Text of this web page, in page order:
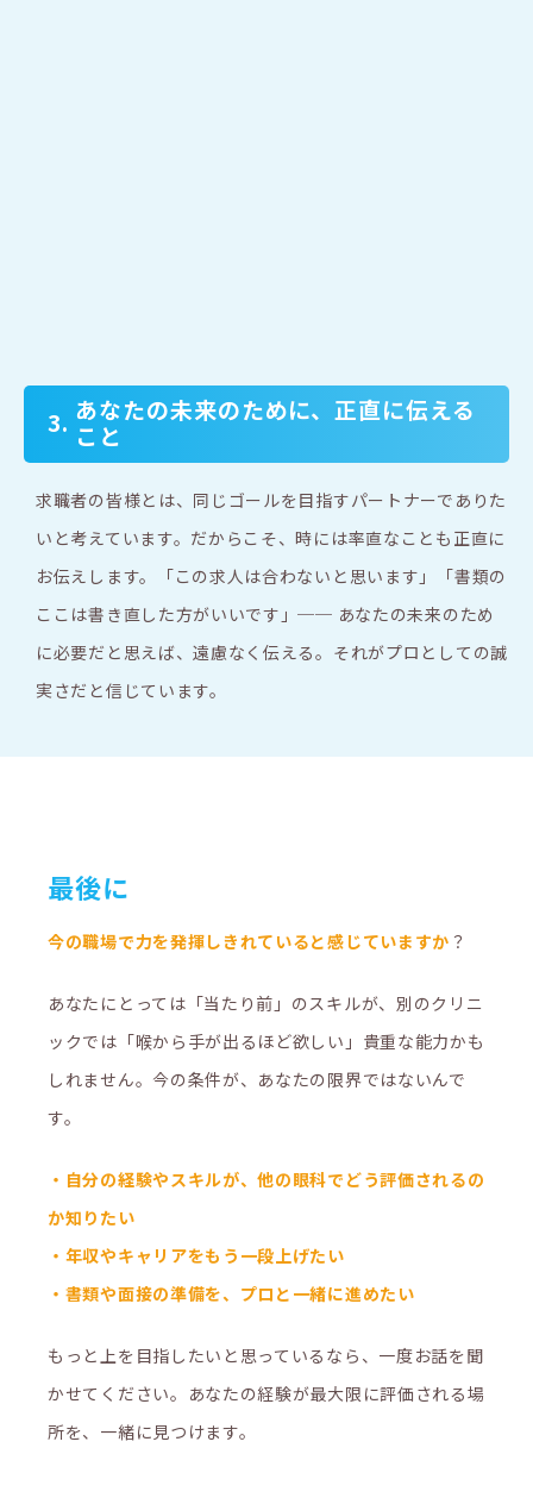
3. あなたの未来のために、正直に伝える
こと
求職者の皆様とは、同じゴールを目指すパートナーでありた
いと考えています。だからこそ、時には率直なことも正直に
お伝えします。「この求人は合わないと思います」「書類の
ここは書き直した方がいいです」── あなたの未来のため
に必要だと思えば、遠慮なく伝える。それがプロとしての誠
実さだと信じています。
最後に
今の職場で力を発揮しきれていると感じていますか ？
あなたにとっては「当たり前」のスキルが、別のクリニ
ックでは「喉から手が出るほど欲しい」貴重な能力かも
しれません。今の条件が、あなたの限界ではないんで
す。
・自分の経験やスキルが、他の眼科でどう評価されるの
か知りたい
・年収やキャリアをもう一段上げたい
・書類や面接の準備を、プロと一緒に進めたい
もっと上を目指したいと思っているなら、一度お話を聞
かせてください。 あなたの経験が最大限に評価される場
所を、一緒に見つけます。